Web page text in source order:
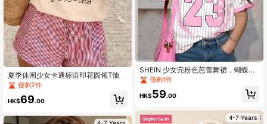
夏季休闲少女卡通标语印花圆领T恤
僅剩2件
HK$69.00
SHEIN 少女亮粉色芭蕾舞裙，蝴蝶
结、条纹和字母 23 图案圆领短袖 T
恤，休闲简约，适合年轻女孩，适合
夏季
僅剩1件
HK$59.00
4-7 Years